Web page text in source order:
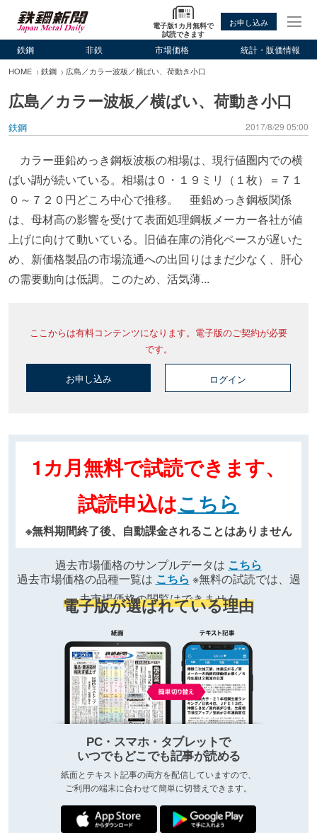
電子版1カ月無料で
試読できます
お申し込み
鉄鋼 非鉄 市場価格 統計・販価情報
HOME 鉄鋼 広島／カラー波板／横ばい、荷動き小口
広島／カラー波板／横ばい、荷動き小口
鉄鋼 2017/8/29 05:00
カラー亜鉛めっき鋼板波板の相場は、現行値圏内での横
ばい調が続いている。相場は０・１９ミリ（１枚）＝７１
０～７２０円どころ中心で推移。 亜鉛めっき鋼板関係
は、母材高の影響を受けて表面処理鋼板メーカー各社が値
上げに向けて動いている。旧値在庫の消化ペースが遅いた
め、新価格製品の市場流通への出回りはまだ少なく、肝心
の需要動向は低調。このため、活気薄...
ここからは有料コンテンツになります。電子版のご契約が必要
です。
お申し込み ログイン
1カ月無料で試読できます、
試読申込はこちら
※無料期間終了後、自動課金されることはありません
過去市場価格のサンプルデータは こちら
過去市場価格の品種一覧は こちら ※無料の試読では、過
去市場価格の閲覧はできません
電子版が選ばれている理由
PC・スマホ・タブレットで
いつでもどこでも記事が読める
紙面とテキスト記事の両方を配信していますので、
ご利用の端末に合わせて簡単に切替えできます。